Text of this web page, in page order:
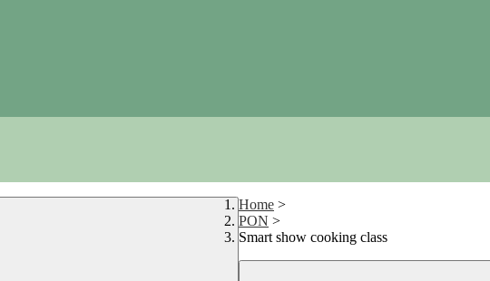
Home >
PON >
Smart show cooking class